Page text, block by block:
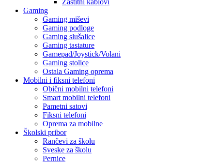
Gaming
Gaming miševi
Gaming podloge
Gaming slušalice
Gaming tastature
Gamepad/Joystick/Volani
Gaming stolice
Ostala Gaming oprema
Mobilni i fiksni telefoni
Obični mobilni telefoni
Smart mobilni telefoni
Pametni satovi
Fiksni telefoni
Oprema za mobilne
Školski pribor
Rančevi za školu
Sveske za školu
Pernice